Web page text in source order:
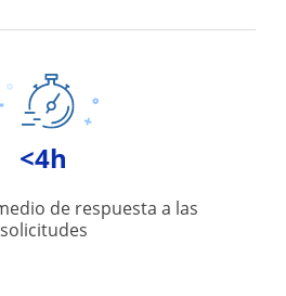
<4h
de respuesta a las
solicitudes